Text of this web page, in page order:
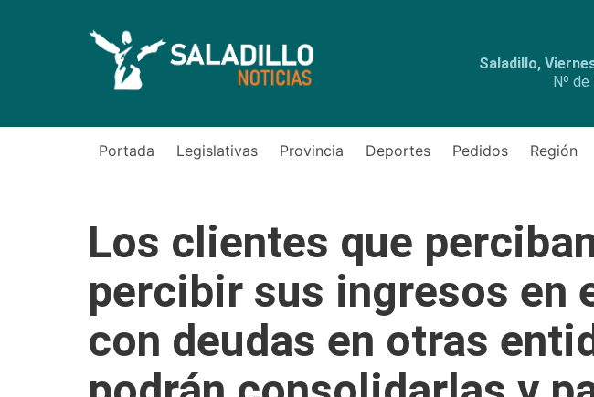
Saladillo,
Nº
Portada Legislativas Provincia Deportes Pedidos Región
Los clientes que
percibir sus ingresos en
con deudas en otras